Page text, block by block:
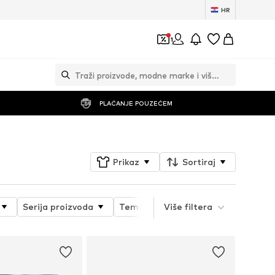
HR
1
PLAĆANJE POUZEĆEM
Prikaz Sortiraj
Serija proizvoda Tematski svijet Detalji
Više filtera